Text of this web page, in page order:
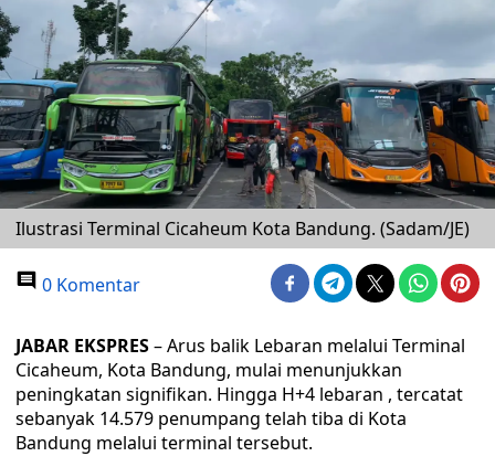
Ilustrasi Terminal Cicaheum Kota Bandung. (Sadam/JE)
0 Komentar
JABAR EKSPRES– Arus balik Lebaran melalui Terminal
Cicaheum, Kota Bandung, mulai menunjukkan
peningkatan signifikan. Hingga H+4 lebaran , tercatat
sebanyak 14.579 penumpang telah tiba di Kota
Bandung melalui terminal tersebut.